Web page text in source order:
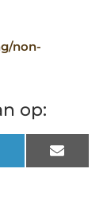
non-
op:
LinkedInEmail